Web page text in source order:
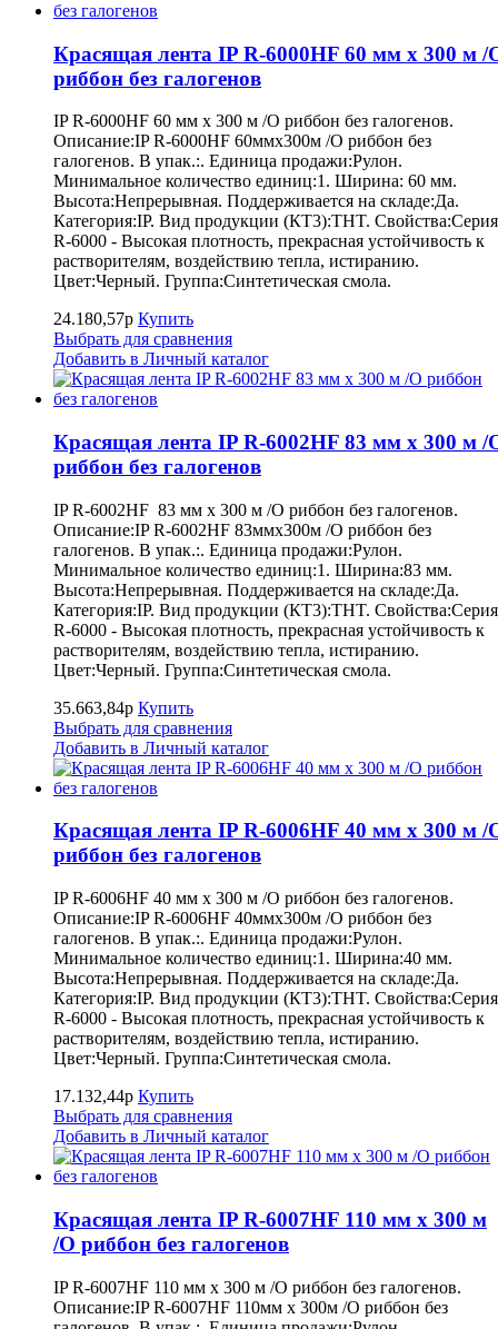
Красящая лента IP R-6000HF 60 мм x 300 м /
риббон без галогенов
IP R-6000HF 60 мм x 300 м /O риббон без галогенов.
Описание:IP R-6000HF 60ммx300м /O риббон без
галогенов. В упак.:. Единица продажи:Рулон.
Минимальное количество единиц:1. Ширина: 60 мм.
Высота:Непрерывная. Поддерживается на складе:Да.
Категория:IP. Вид продукции (КТ3):THT. Свойства:Серия
R-6000 - Высокая плотность, прекрасная устойчивость к
растворителям, воздействию тепла, истиранию.
Цвет:Черный. Группа:Синтетическая смола.
24.180,57р Купить
Выбрать для сравнения
Добавить в Личный каталог
Красящая лента IP R-6002HF 83 мм x 300 м /
риббон без галогенов
IP R-6002HF 83 мм x 300 м /O риббон без галогенов.
Описание:IP R-6002HF 83ммx300м /O риббон без
галогенов. В упак.:. Единица продажи:Рулон.
Минимальное количество единиц:1. Ширина:83 мм.
Высота:Непрерывная. Поддерживается на складе:Да.
Категория:IP. Вид продукции (КТ3):THT. Свойства:Серия
R-6000 - Высокая плотность, прекрасная устойчивость к
растворителям, воздействию тепла, истиранию.
Цвет:Черный. Группа:Синтетическая смола.
35.663,84р Купить
Выбрать для сравнения
Добавить в Личный каталог
Красящая лента IP R-6006HF 40 мм x 300 м /
риббон без галогенов
IP R-6006HF 40 мм x 300 м /O риббон без галогенов.
Описание:IP R-6006HF 40ммx300м /O риббон без
галогенов. В упак.:. Единица продажи:Рулон.
Минимальное количество единиц:1. Ширина:40 мм.
Высота:Непрерывная. Поддерживается на складе:Да.
Категория:IP. Вид продукции (КТ3):THT. Свойства:Серия
R-6000 - Высокая плотность, прекрасная устойчивость к
растворителям, воздействию тепла, истиранию.
Цвет:Черный. Группа:Синтетическая смола.
17.132,44р Купить
Выбрать для сравнения
Добавить в Личный каталог
Красящая лента IP R-6007HF 110 мм x 300 м
/O риббон без галогенов
IP R-6007HF 110 мм x 300 м /O риббон без галогенов.
Описание:IP R-6007HF 110мм x 300м /O риббон без